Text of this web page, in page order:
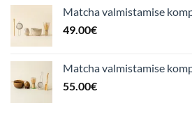
Matcha valmistamise
49.00€
Matcha valmistamise
55.00€